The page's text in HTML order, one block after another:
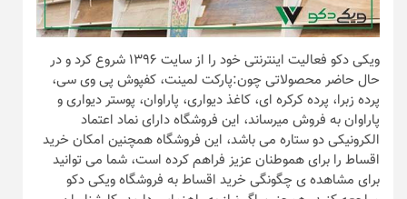
ویکی دکو فعالیت اینترنتی خود را از سایت ۱۳۹۶ شروع کرد و در
حال حاضر محصولاتی چون:پارکت لمینت، کفپوش پی وی سی،
پرده زبرا، پرده کرکره ای، کاغذ دیواری، پاراوان، پوستر دیواری و
پاراوان به فروش میرساند، این فروشگاه دارای نماد اعتماد
الکرونیکی دو ستاره می باشد، این فروشگاه همچنین امکان خرید
اقساط را برای هموطنان عزیز فراهم کرده است، شما می توانید
برای مشاهده ی چگونگی خرید اقساط به فروشگاه ویکی دکو